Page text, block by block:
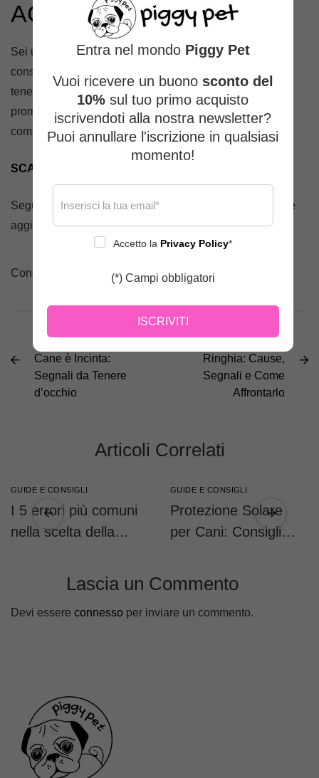
ACCESSORI PER CANI!
Sei un PET ADDICTED? Scarica l’app gratuita
consente di digitalizzare il libretto sanitario dei tuoi cani,
tenere traccia delle loro cartelle cliniche, attivare
promemoria per le visite o la toelettatura, leggere articoli
come quello appena letto e tanto altro!
SCARICA L’APP PPET ADDICTED
Seguici suinstagrame sufacebook
per essere sempre
aggiornato sulle novità!
Condividere:
Come Capire se il
Cane è Incinta:
Segnali da Tenere
d’occhio
Perché il Cane
Ringhia: Cause,
Segnali e Come
Affrontarlo
Articoli Correlati
GUIDE E CONSIGLI
I 5 errori più comuni
nella scelta della
(e come evitarli)
GUIDE E CONSIGLI
Protezione Solare
per Cani: Consigli
Lascia un Commento
Devi essere connesso per inviare un commento.
Entra nel mondo Piggy Pet
Vuoi ricevere un buono sconto del
10% sul tuo primo acquisto
iscrivendoti alla nostra newsletter?
Puoi annullare l'iscrizione in qualsiasi
momento!
Accetto la Privacy Policy*
(*) Campi obbligatori
ISCRIVITI